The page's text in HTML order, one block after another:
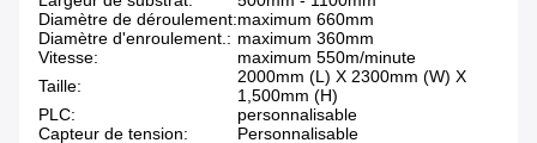
Diamètre de déroulement:maximum 660mm
Diamètre d'enroulement.: maximum 360mm
Vitesse:
maximum 550m/minute
Taille:
2000mm (L) X 2300mm (W) X
1,500mm (H)
PLC:
personnalisable
Capteur de tension:
Personnalisable